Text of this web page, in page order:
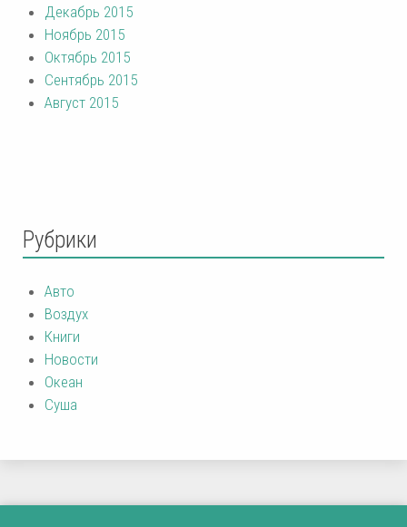
Декабрь 2015
Ноябрь 2015
Октябрь 2015
Сентябрь 2015
Август 2015
Рубрики
Авто
Воздух
Книги
Новости
Океан
Суша